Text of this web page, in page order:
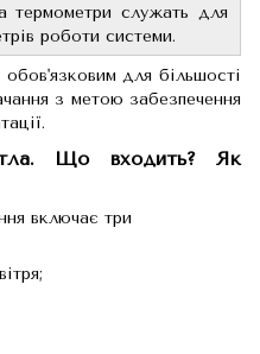
термометри служать для
роботи системи.
для більшості
з метою забезпечення
Що входить? Як
включає три